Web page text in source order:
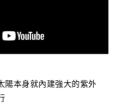
陽本身就內建強大的紫外